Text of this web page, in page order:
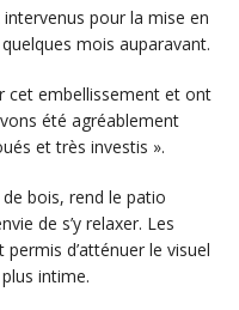
pour la mise en
mois auparavant.
cet embellissement et ont
été agréablement
et très investis ».
bois, rend le patio
de s’y relaxer. Les
d’atténuer le visuel
intime.